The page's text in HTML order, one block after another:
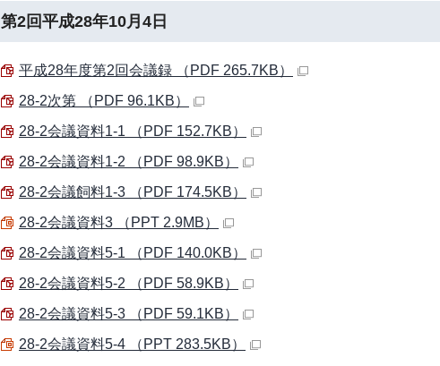
第2回平成28年10月4日
平成28年度第2回会議録 （PDF 265.7KB）
28-2次第 （PDF 96.1KB）
28-2会議資料1-1 （PDF 152.7KB）
28-2会議資料1-2 （PDF 98.9KB）
28-2会議飼料1-3 （PDF 174.5KB）
28-2会議資料3 （PPT 2.9MB）
28-2会議資料5-1 （PDF 140.0KB）
28-2会議資料5-2 （PDF 58.9KB）
28-2会議資料5-3 （PDF 59.1KB）
28-2会議資料5-4 （PPT 283.5KB）